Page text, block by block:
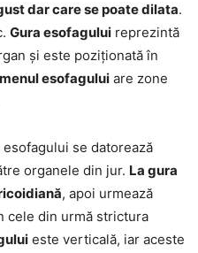
dar care se poate dilata.
Gura esofagului reprezintă
și este poziționată în
esofagului are zone
se datorează
organele din jur. La gura
, apoi urmează
cele din urmă strictura
este verticală, iar aceste